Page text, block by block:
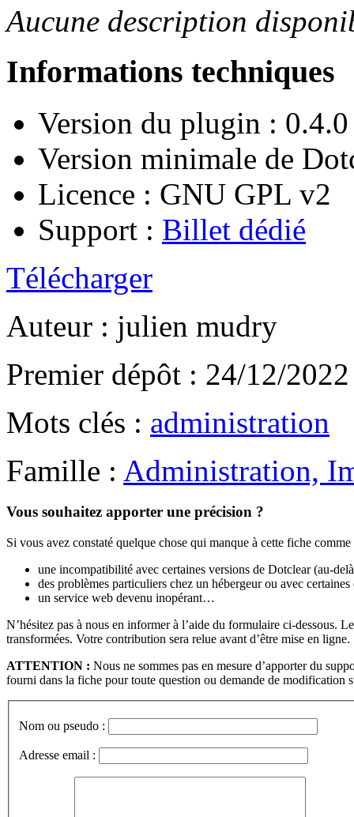
Aucune description
Informations techniques
Version du plugin : 0.4.0
Version minimale de
Licence : GNU GPL v2
Support : Billet dédié
Télécharger
Auteur : julien mudry
Premier dépôt : 24/12/2022
Mots clés : administration
Famille : Administration,
Vous souhaitez apporter une précision ?
Si vous avez constaté quelque chose qui manque à cette fiche comme
une incompatibilité avec certaines versions de Dotclear (au-
des problèmes particuliers chez un hébergeur ou avec
un service web devenu inopérant…
N’hésitez pas à nous en informer à l’aide du formulaire ci-dessous.
transformées. Votre contribution sera relue avant d’être mise en ligne.
ATTENTION : Nous ne sommes pas en mesure d’apporter du
fourni dans la fiche pour toute question ou demande de modification
Nom ou pseudo :
Adresse email :